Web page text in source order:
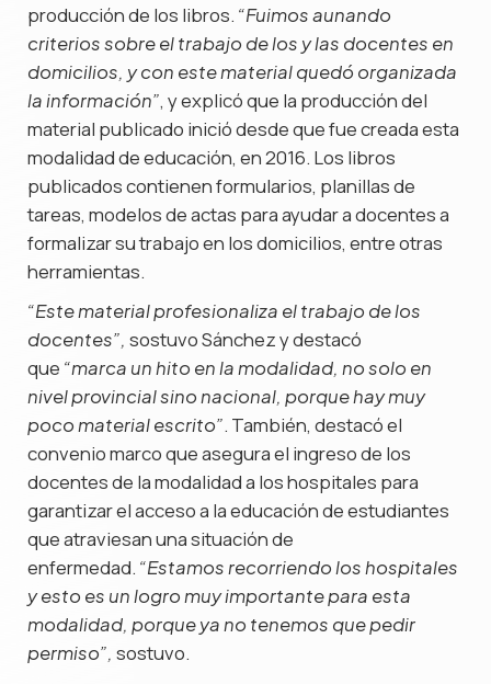
producción de los libros. “Fuimos aunando
criterios sobre el trabajo de los y las docentes en
domicilios, y con este material quedó organizada
la información”, y explicó que la producción del
material publicado inició desde que fue creada esta
modalidad de educación, en 2016. Los libros
publicados contienen formularios, planillas de
tareas, modelos de actas para ayudar a docentes a
formalizar su trabajo en los domicilios, entre otras
herramientas.
“Este material profesionaliza el trabajo de los
docentes”, sostuvo Sánchez y destacó
que “marca un hito en la modalidad, no solo en
nivel provincial sino nacional, porque hay muy
poco material escrito”. También, destacó el
convenio marco que asegura el ingreso de los
docentes de la modalidad a los hospitales para
garantizar el acceso a la educación de estudiantes
que atraviesan una situación de
enfermedad. “Estamos recorriendo los hospitales
y esto es un logro muy importante para esta
modalidad, porque ya no tenemos que pedir
permiso”, sostuvo.